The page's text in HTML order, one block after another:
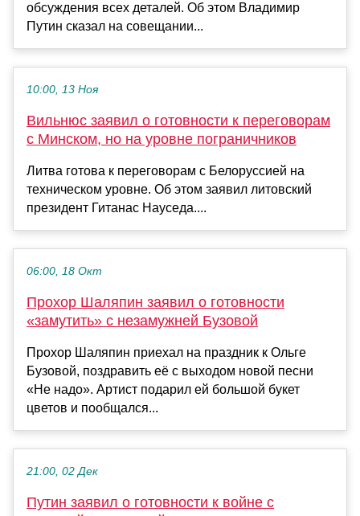
обсуждения всех деталей. Об этом Владимир
Путин сказал на совещании...
10:00, 13 Ноя
Вильнюс заявил о готовности к переговорам
с Минском, но на уровне пограничников
Литва готова к переговорам с Белоруссией на
техническом уровне. Об этом заявил литовский
президент Гитанас Науседа....
06:00, 18 Окт
Прохор Шаляпин заявил о готовности
«замутить» с незамужней Бузовой
Прохор Шаляпин приехал на праздник к Ольге
Бузовой, поздравить её с выходом новой песни
«Не надо». Артист подарил ей большой букет
цветов и пообщался...
21:00, 02 Дек
Путин заявил о готовности к войне с